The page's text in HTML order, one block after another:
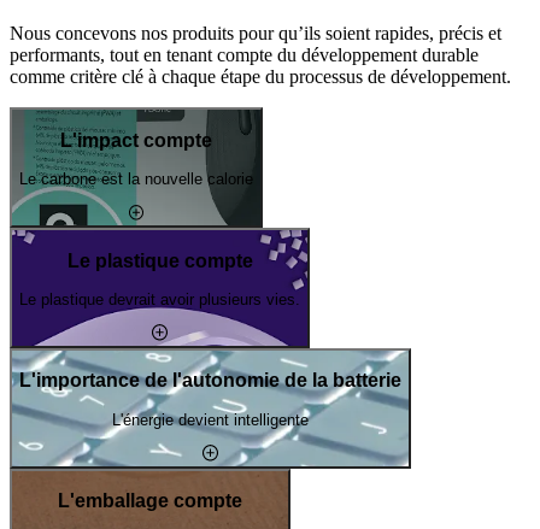
Nous concevons nos produits pour qu’ils soient rapides, précis et
performants, tout en tenant compte du développement durable
comme critère clé à chaque étape du processus de développement.
L'impact compte
Le carbone est la nouvelle calorie
Le plastique compte
Le plastique devrait avoir plusieurs vies.
L'importance de l'autonomie de la batterie
L'énergie devient intelligente
L'emballage compte